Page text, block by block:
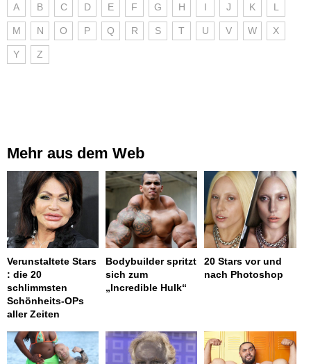
A B C D E F G H I J K L
M N O P Q R S T U V W X
Y Z
Mehr aus dem Web
Verunstaltete Stars
: die 20
schlimmsten
Schönheits-OPs
aller Zeiten
Bodybuilder spritzt
sich zum
„Incredible Hulk“
20 Stars vor und
nach Photoshop